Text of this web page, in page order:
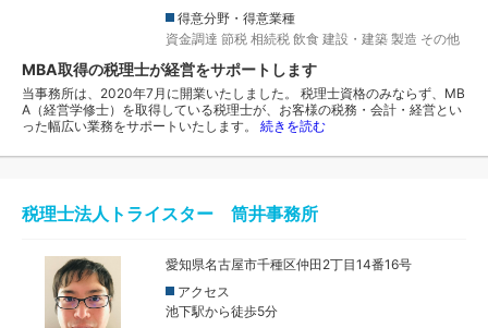
得意分野・得意業種
資金調達 節税 相続税 飲食 建設・建築 製造 その他
MBA取得の税理士が経営をサポートします
当事務所は、2020年7月に開業いたしました。 税理士資格のみならず、MB
A（経営学修士）を取得している税理士が、お客様の税務・会計・経営とい
った幅広い業務をサポートいたします。 続きを読む
税理士法人トライスター 筒井事務所
愛知県名古屋市千種区仲田2丁目14番16号
アクセス
池下駅から徒歩5分